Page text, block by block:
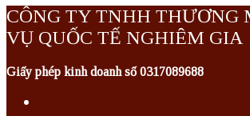
CÔNG TY TNHH THƯƠNG
VỤ QUỐC TẾ NGHIÊM GIA
Giấy phép kinh doanh số 0317089688